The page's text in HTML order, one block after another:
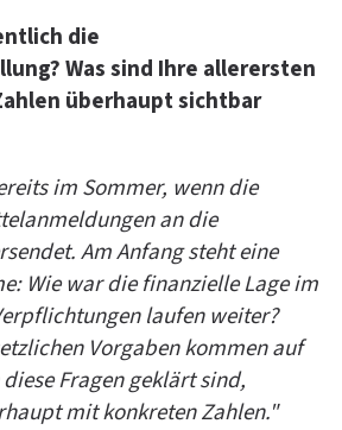
die
Was sind Ihre allerersten
überhaupt sichtbar
im Sommer, wenn die
an die
Am Anfang steht eine
Wie war die finanzielle Lage im
laufen weiter?
Vorgaben kommen auf
Fragen geklärt sind,
mit konkreten Zahlen."